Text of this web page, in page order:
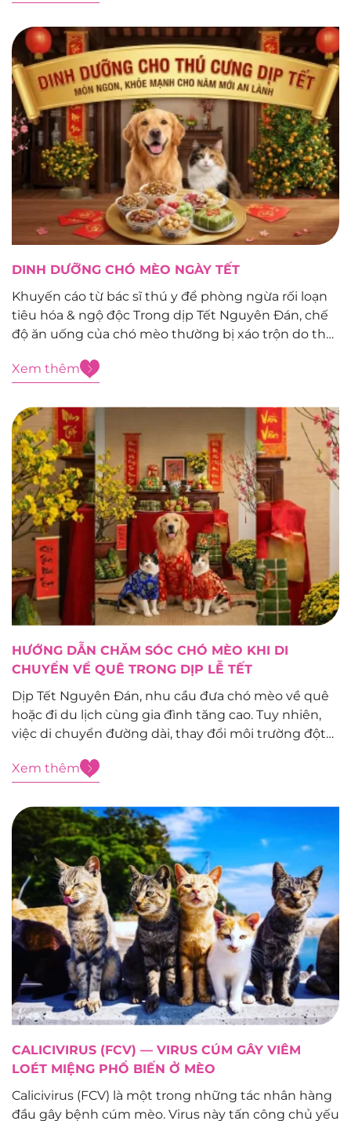
DINH DƯỠNG CHÓ MÈO NGÀY TẾT
Khuyến cáo từ bác sĩ thú y để phòng ngừa rối loạn
tiêu hóa & ngộ độc Trong dịp Tết Nguyên Đán, chế
độ ăn uống của chó mèo thường bị xáo trộn do thói
của chó mèo...
Xem thêm
HƯỚNG DẪN CHĂM SÓC CHÓ MÈO KHI DI
CHUYỂN VỀ QUÊ TRONG DỊP LỄ TẾT
Dịp Tết Nguyên Đán, nhu cầu đưa chó mèo về quê
hoặc đi du lịch cùng gia đình tăng cao. Tuy nhiên,
việc di chuyển đường dài, thay đổi môi trường đột
hoặc gặp tai nạn nếu chủ...
Xem thêm
CALICIVIRUS (FCV) — VIRUS CÚM GÂY VIÊM
LOÉT MIỆNG PHỔ BIẾN Ở MÈO
Calicivirus (FCV) là một trong những tác nhân hàng
đầu gây bệnh cúm mèo. Virus này tấn công chủ yếu